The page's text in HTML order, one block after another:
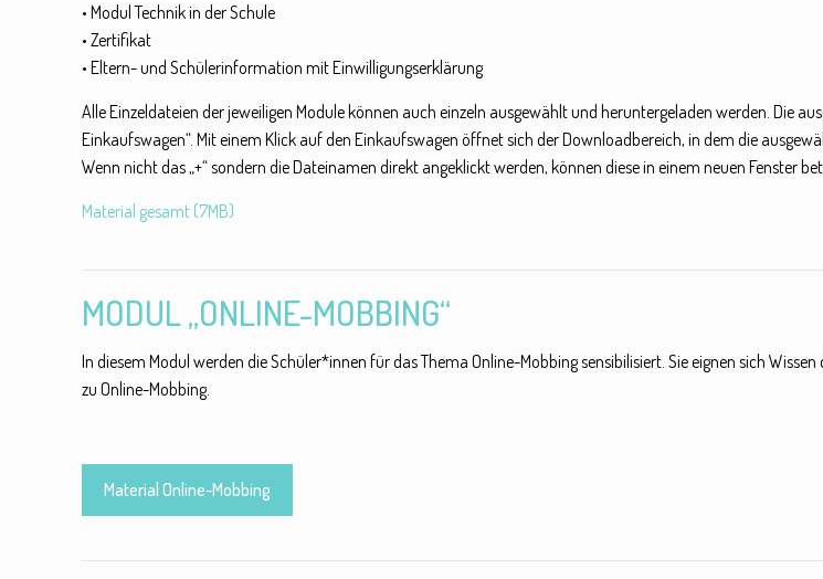
• Modul Technik in der Schule
• Zertifikat
• Eltern- und Schülerinformation mit Einwilligungserklärung
Alle Einzeldateien der jeweiligen Module können auch einzeln ausgewählt und heruntergeladen werden. Die
Einkaufswagen“. Mit einem Klick auf den Einkaufswagen öffnet sich der Downloadbereich, in dem die
Wenn nicht das „+“ sondern die Dateinamen direkt angeklickt werden, können diese in einem neuen Fenster
Material gesamt (7MB)
MODUL „ONLINE-MOBBING“
In diesem Modul werden die Schüler*innen für das Thema Online-Mobbing sensibilisiert. Sie eignen sich
zu Online-Mobbing.
Material Online-Mobbing